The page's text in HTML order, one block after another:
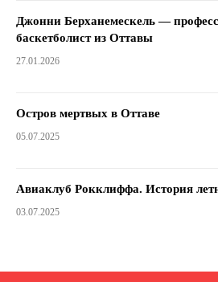
Джонни Берханемескель —
баскетболист из Оттавы
27.01.2026
Остров мертвых в Оттаве
05.07.2025
Авиаклуб Рокклиффа. История
03.07.2025